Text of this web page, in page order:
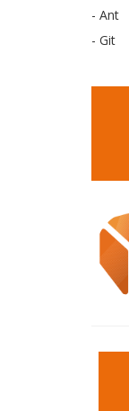
- Ant
- Git